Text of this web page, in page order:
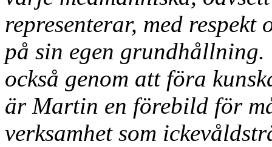
representerar, med
på sin egen
också genom att föra
är Martin en förebild för
verksamhet som